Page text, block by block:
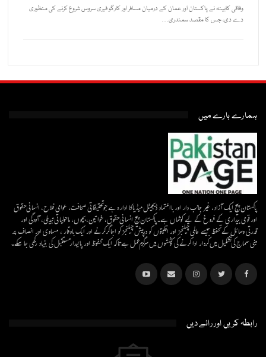
وفاقی کابینہ نے پاکستان اور عمان کے درمیان مسافر اور کارگو فیری سروس شروع کرنے کی منظوری
دے دی، جس کا مقصد سمندری…
ہمارے بارے میں
پاکستان پیج ایک آزاد، غیر جانب دار اور بااعتماد ڈیجیٹل میڈیاکا ادارہ ہے جو تحقیقاتی صحافت، عوامی فلاح، انسانی حقوق
اور قومی بیداری کے فروغ کے لیے کوشاں ہے۔پاکستان پیج انسانی حقوق، خواتین، بچوں، ماحولیاتی تبدیلی، آلودگی اور
قدرتی وسائل کے تحفظ جیسے عالمی چیلنجز اور اقلیتوں کو درپیش چیلنجز کو اجاگر کرنے اور ایک باوقار ، مساوی اور انصاف پر
مبنی سماج کی تشکیل میں کردار ادا کرنے کی کوششوں میں سرگرم عمل ہےتاکہ ایک محفوظ اور پائیدار مستقبل کی بنیاد رکھی جا سکے۔
رابطہ کریں اور رائے دیں